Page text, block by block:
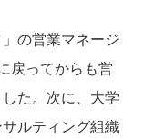
の営業マネージ
戻ってからも営
た。次に、大学
ルティング組織